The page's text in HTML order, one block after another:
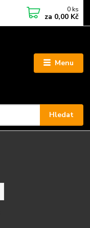
Menu
Hledat
0 ks
za 0,00 Kč